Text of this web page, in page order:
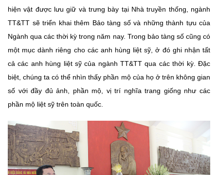
hiện vật được lưu giữ và trưng bày tại Nhà truyền thống, ngành
TT&TT sẽ triển khai thêm Bảo tàng số và những thành tựu của
Ngành qua các thời kỳ trong năm nay. Trong bảo tàng số cũng có
một mục dành riêng cho các anh hùng liệt sỹ, ở đó ghi nhận tất
cả các anh hùng liệt sỹ của ngành TT&TT qua các thời kỳ. Đặc
biệt, chúng ta có thể nhìn thấy phần mộ của họ ở trên không gian
số với đầy đủ ảnh, phần mộ, vị trí nghĩa trang giống như các
phần mộ liệt sỹ trên toàn quốc.